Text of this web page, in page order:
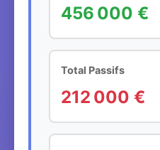
456 000 €
Total Passifs
212 000 €